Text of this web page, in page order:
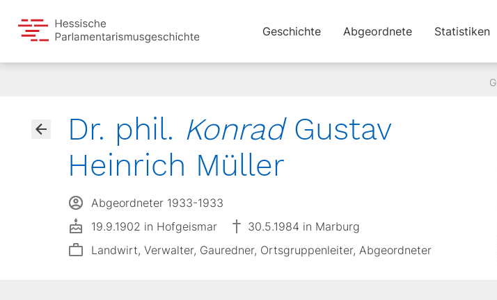
Geschichte Abgeordnete Statistiken
Dr. phil. KonradGustav
Heinrich Müller
Abgeordneter 1933-1933
19.9.1902 in Hofgeismar
30.5.1984 in Marburg
Landwirt, Verwalter, Gauredner, Ortsgruppenleiter, Abgeordneter